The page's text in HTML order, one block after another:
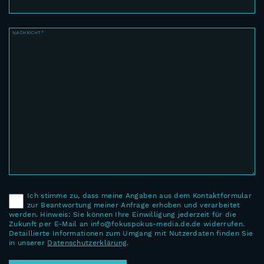
NACHRICHT*
Ich stimme zu, dass meine Angaben aus dem Kontaktformular
zur Beantwortung meiner Anfrage erhoben und verarbeitet
werden. Hinweis: Sie können Ihre Einwilligung jederzeit für die
Zukunft per E-Mail an info@fokuspokus-media.de.de widerrufen.
Detaillierte Informationen zum Umgang mit Nutzerdaten finden Sie
in unserer Datenschutzerklärung.